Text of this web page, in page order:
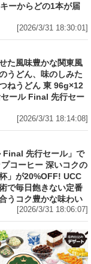
ーからどの1本が届
[2026/3/31 18:30:01]
た風味豊かな関東風
うどん、味のしみた
ねうどん 東 96g×12
ール Final 先行セー
[2026/3/31 18:14:08]
Final 先行セール」で
プコーヒー 深いコクの
」が20%OFF! UCC
で毎日飽きない定番
うコク豊かな味わい
[2026/3/31 18:06:07]